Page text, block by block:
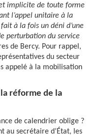
implicite de toute forme
l’appel unitaire à la
à la fois un déni d’une
perturbation du service
de Bercy. Pour rappel,
du secteur
appelé à la mobilisation
réforme de la
de calendrier oblige ?
au secrétaire d’État, les